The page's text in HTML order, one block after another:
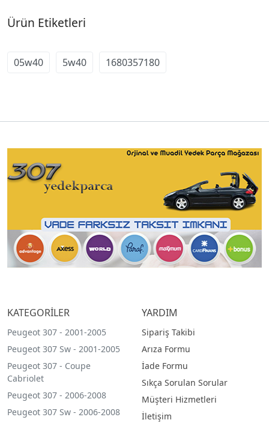
Ürün Etiketleri
05w40 5w40 1680357180
KATEGORİLER
Peugeot 307 - 2001-2005
Peugeot 307 Sw - 2001-2005
Peugeot 307 - Coupe
Cabriolet
Peugeot 307 - 2006-2008
Peugeot 307 Sw - 2006-2008
YARDIM
Sipariş Takibi
Arıza Formu
İade Formu
Sıkça Sorulan Sorular
Müşteri Hizmetleri
İletişim